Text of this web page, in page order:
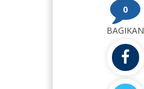
0
BAGIKAN